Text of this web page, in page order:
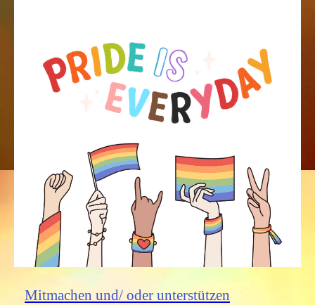
Mitmachen und/ oder unterstützen